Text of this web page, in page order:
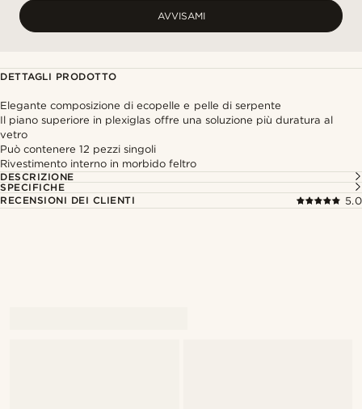
AVVISAMI
DETTAGLI PRODOTTO
Elegante composizione di ecopelle e pelle di serpente
Il piano superiore in plexiglas offre una soluzione più duratura al
vetro
Può contenere 12 pezzi singoli
Rivestimento interno in morbido feltro
DESCRIZIONE
SPECIFICHE
RECENSIONI DEI CLIENTI
5.0